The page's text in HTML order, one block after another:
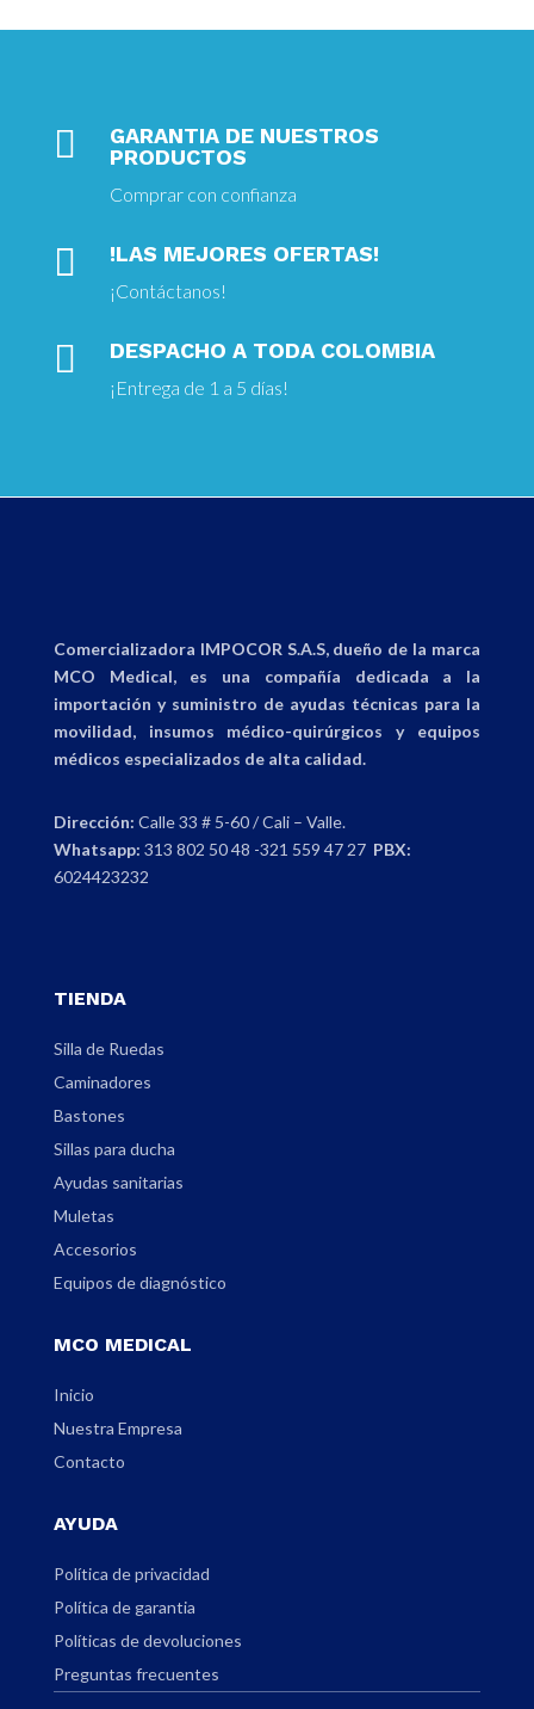

GARANTIA DE NUESTROS
PRODUCTOS
Comprar con confianza
 !LAS MEJORES OFERTAS!
¡Contáctanos!
 DESPACHO A TODA COLOMBIA
¡Entrega de 1 a 5 días!
Comercializadora IMPOCOR S.A.S, dueño de la marca
MCO Medical, es una compañía dedicada a la
importación y suministro de ayudas técnicas para la
movilidad, insumos médico-quirúrgicos y equipos
médicos especializados de alta calidad.
Dirección: Calle 33 # 5-60 / Cali – Valle.
Whatsapp: 313 802 50 48 -321 559 47 27 PBX:
6024423232
TIENDA
Silla de Ruedas
Caminadores
Bastones
Sillas para ducha
Ayudas sanitarias
Muletas
Accesorios
Equipos de diagnóstico
MCO MEDICAL
Inicio
Nuestra Empresa
Contacto
AYUDA
Política de privacidad
Política de garantia
Políticas de devoluciones
Preguntas frecuentes